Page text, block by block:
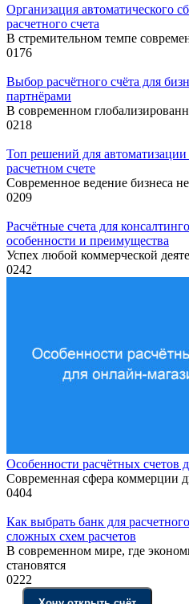
Организация автоматического
расчетного счета
В стремительном темпе
0176
Выбор расчётного счёта для
партнёрами
В современном
0218
Топ решений для автоматизации
расчетном счете
Современное ведение бизнеса
0209
Расчётные счета для
особенности и преимущества
Успех любой коммерческой
0242
Особенности расчётных счетов
Современная сфера коммерции
0404
Как выбрать банк для
сложных схем расчетов
В современном мире, где
становятся
0222